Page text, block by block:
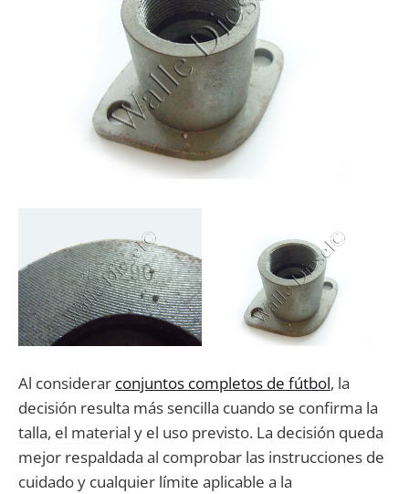
Al considerar conjuntos completos de fútbol, la
decisión resulta más sencilla cuando se confirma la
talla, el material y el uso previsto. La decisión queda
mejor respaldada al comprobar las instrucciones de
cuidado y cualquier límite aplicable a la